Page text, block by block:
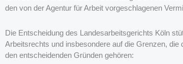
den von der Agentur für Arbeit vorgeschlagenen
Die Entscheidung des Landesarbeitsgerichts Köln
Arbeitsrechts und insbesondere auf die Grenzen,
den entscheidenden Gründen gehören: